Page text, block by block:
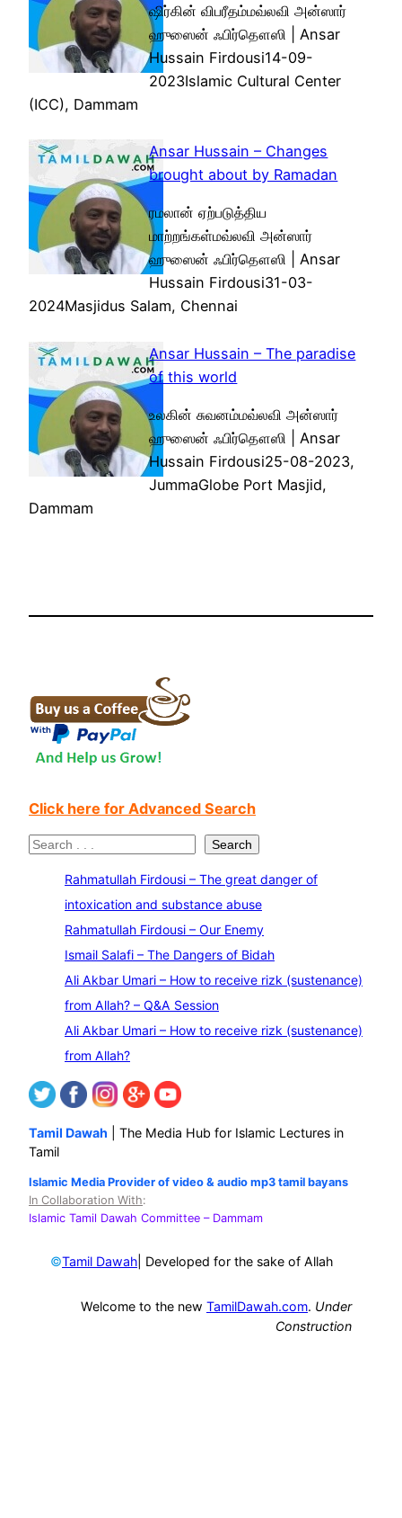
ஷிர்கின் விபரீதம்மவ்லவி அன்ஸார்
ஹுஸைன் ஃபிர்தௌஸி | Ansar
Hussain Firdousi14-09-
2023Islamic Cultural Center
(ICC), Dammam
Ansar Hussain – Changes
brought about by Ramadan
ரமலான் ஏற்படுத்திய
மாற்றங்கள்மவ்லவி அன்ஸார்
ஹுஸைன் ஃபிர்தௌஸி | Ansar
Hussain Firdousi31-03-
2024Masjidus Salam, Chennai
Ansar Hussain – The paradise
of this world
உலகின் சுவனம்மவ்லவி அன்ஸார்
ஹுஸைன் ஃபிர்தௌஸி | Ansar
Hussain Firdousi25-08-2023,
JummaGlobe Port Masjid,
Dammam
Click here for Advanced Search
S
Search
Rahmatullah Firdousi – The great danger of
intoxication and substance abuse
Rahmatullah Firdousi – Our Enemy
Ismail Salafi – The Dangers of Bidah
Ali Akbar Umari – How to receive rizk (sustenance)
from Allah? – Q&A Session
Ali Akbar Umari – How to receive rizk (sustenance)
from Allah?
Tamil Dawah | The Media Hub for Islamic Lectures in
Tamil
Islamic Media Provider of video & audio mp3 tamil bayans
In Collaboration With:
Islamic Tamil Dawah Committee – Dammam
©Tamil Dawah | Developed for the sake of Allah
Welcome to the new TamilDawah.com. Under
Construction